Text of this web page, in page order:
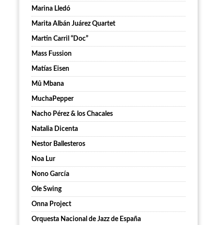
Marina Lledó
Marita Albán Juárez Quartet
Martin Carril “Doc”
Mass Fussion
Matías Eisen
Mû Mbana
MuchaPepper
Nacho Pérez & los Chacales
Natalia Dicenta
Nestor Ballesteros
Noa Lur
Nono García
Ole Swing
Onna Project
Orquesta Nacional de Jazz de España